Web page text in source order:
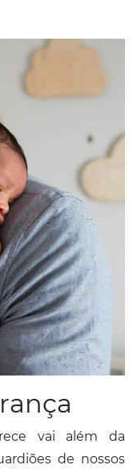
vai além da
de nossos